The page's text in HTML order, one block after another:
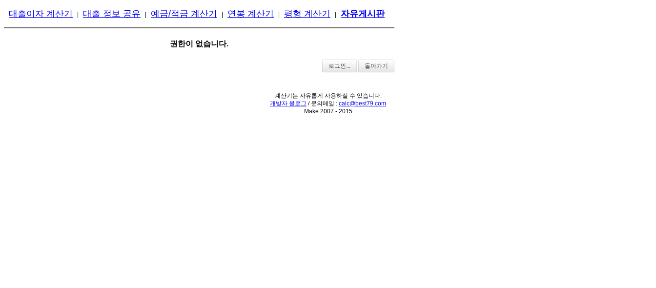
대출이자 계산기 대출 정보 공유 예금/적금 계산기 연봉 계산기 평형 계산기 자유게시판
권한이 없습니다.
로그인... 돌아가기
계산기는 자유롭게 사용하실 수 있습니다.
개발자 블로그 / 문의메일 : calc@best79.com
Make 2007 - 2015